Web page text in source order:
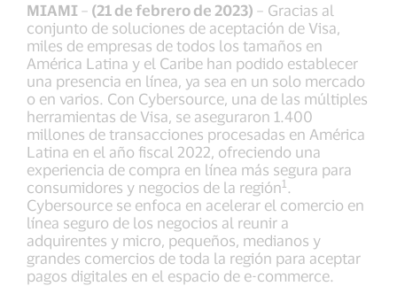
MIAMI – (21 de febrero de 2023) – Gracias al
conjunto de soluciones de aceptación de Visa,
miles de empresas de todos los tamaños en
América Latina y el Caribe han podido establecer
una presencia en línea, ya sea en un solo mercado
o en varios. Con Cybersource, una de las múltiples
herramientas de Visa, se aseguraron 1.400
millones de transacciones procesadas en América
Latina en el año fiscal 2022, ofreciendo una
experiencia de compra en línea más segura para
consumidores y negocios de la región1 .
Cybersource se enfoca en acelerar el comercio en
línea seguro de los negocios al reunir a
adquirentes y micro, pequeños, medianos y
grandes comercios de toda la región para aceptar
pagos digitales en el espacio de e-commerce.